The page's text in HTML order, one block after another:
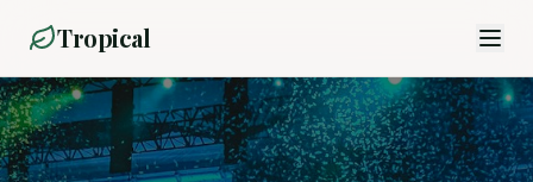
Tropical